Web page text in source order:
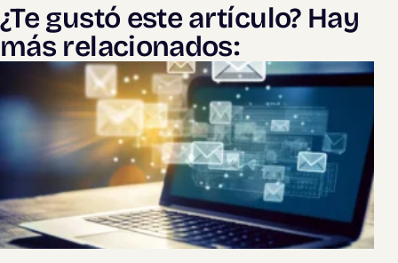
¿Te gustó este artículo? Hay
más relacionados: